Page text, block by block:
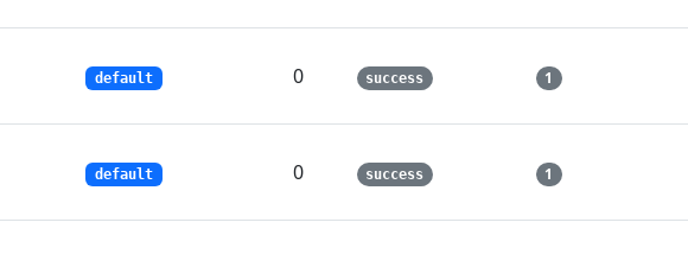
default 0 success 1
default 0 success 1